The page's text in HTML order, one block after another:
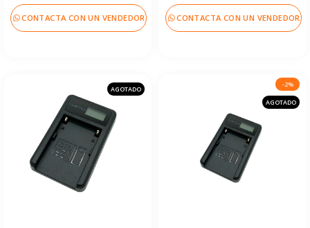
CONTACTA CON UN VENDEDOR CONTACTA CON UN VENDEDOR
AGOTADO
-2%
AGOTADO